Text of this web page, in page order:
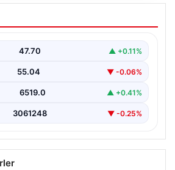
Yarışında Fenerbahçe
Lig’in iki büyük devi,…
47.70 ▲ +0.11%
55.04 ▼ -0.06%
6519.0 ▲ +0.41%
3061248 ▼ -0.25%